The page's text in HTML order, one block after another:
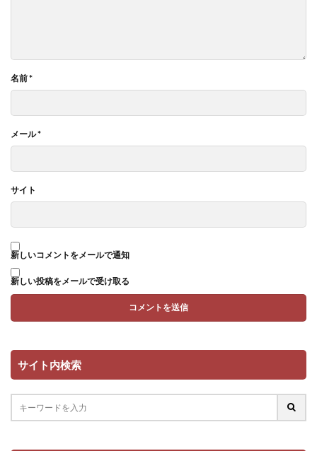
名前*
メール*
サイト
新しいコメントをメールで通知
新しい投稿をメールで受け取る
サイト内検索